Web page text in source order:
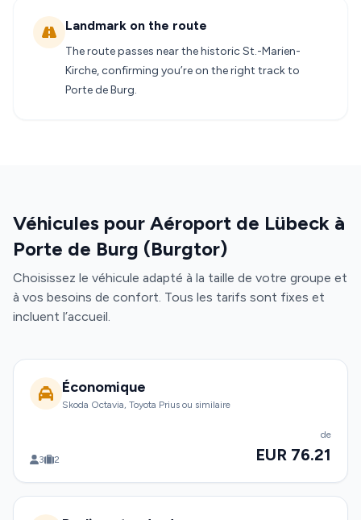
Landmark on the route
The route passes near the historic St.-Marien-
Kirche, confirming you’re on the right track to
Porte de Burg.
Véhicules pour Aéroport de Lübeck à
Porte de Burg (Burgtor)
Choisissez le véhicule adapté à la taille de votre groupe et
à vos besoins de confort. Tous les tarifs sont fixes et
incluent l’accueil.
Économique
Skoda Octavia, Toyota Prius ou similaire
3 2
de
EUR 76.21